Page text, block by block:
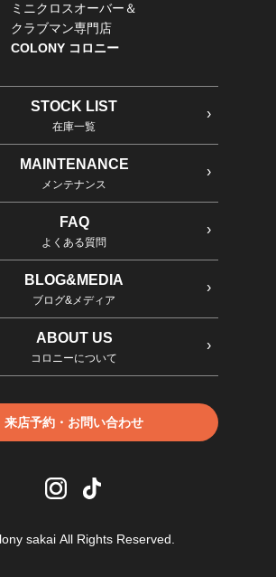
ミニクロスオーバー＆
クラブマン専門店
COLONY コロニー
STOCK LIST
在庫一覧
MAINTENANCE
メンテナンス
FAQ
よくある質問
BLOG&MEDIA
ブログ&メディア
ABOUT US
コロニーについて
来店予約・お問い合わせ
sakai All Rights Reserved.